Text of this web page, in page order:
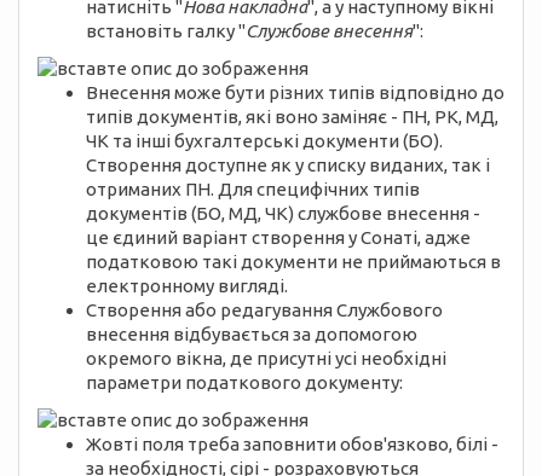
натисніть "Нова накладна", а у наступному вікні
встановіть галку "Службове внесення":
Внесення може бути різних типів відповідно до
типів документів, які воно заміняє - ПН, РК, МД,
ЧК та інші бухгалтерські документи (БО).
Створення доступне як у списку виданих, так і
отриманих ПН. Для специфічних типів
документів (БО, МД, ЧК) службове внесення -
це єдиний варіант створення у Сонаті, адже
податковою такі документи не приймаються в
електронному вигляді.
Створення або редагування Службового
внесення відбувається за допомогою
окремого вікна, де присутні усі необхідні
параметри податкового документу:
Жовті поля треба заповнити обов'язково, білі -
за необхідності, сірі - розраховуються